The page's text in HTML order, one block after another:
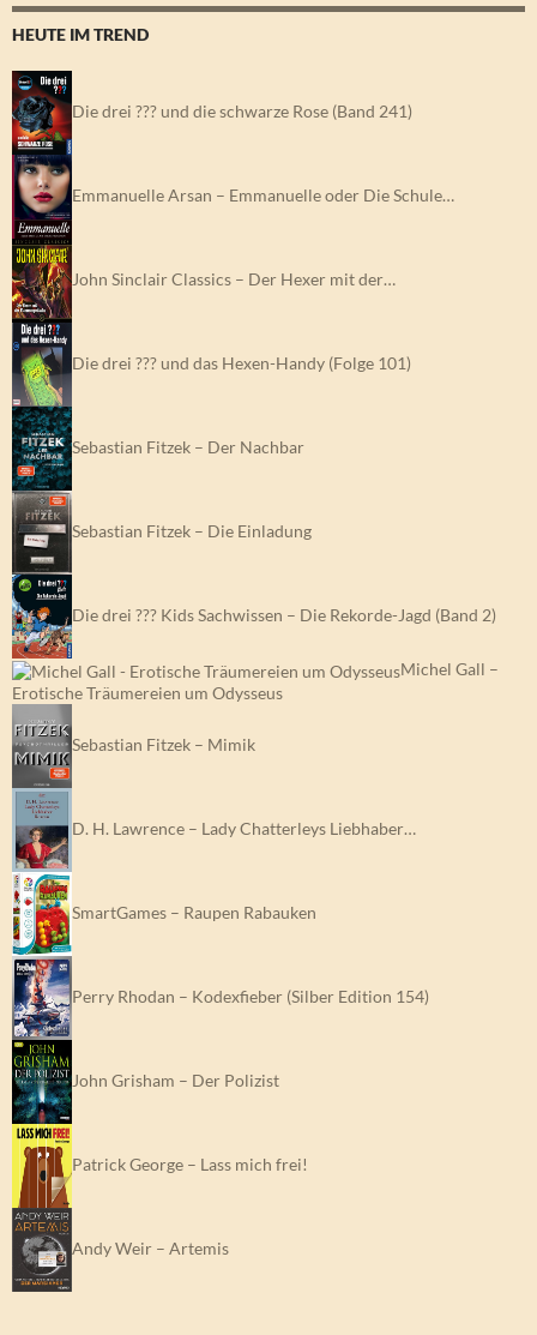
HEUTE IM TREND
Die drei ??? und die schwarze Rose (Band 241)
Emmanuelle Arsan – Emmanuelle oder Die Schule…
John Sinclair Classics – Der Hexer mit der…
Die drei ??? und das Hexen-Handy (Folge 101)
Sebastian Fitzek – Der Nachbar
Sebastian Fitzek – Die Einladung
Die drei ??? Kids Sachwissen – Die Rekorde-Jagd (Band 2)
Michel Gall –
Erotische Träumereien um Odysseus
Sebastian Fitzek – Mimik
D. H. Lawrence – Lady Chatterleys Liebhaber…
SmartGames – Raupen Rabauken
Perry Rhodan – Kodexfieber (Silber Edition 154)
John Grisham – Der Polizist
Patrick George – Lass mich frei!
Andy Weir – Artemis